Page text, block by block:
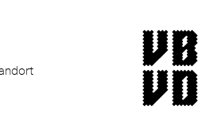
museum van